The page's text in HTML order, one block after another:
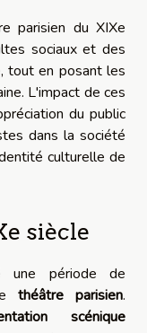
parisien du XIXe
sociaux et des
tout en posant les
L'impact de ces
du public
dans la société
culturelle de
siècle
période de
théâtre parisien.
scénique